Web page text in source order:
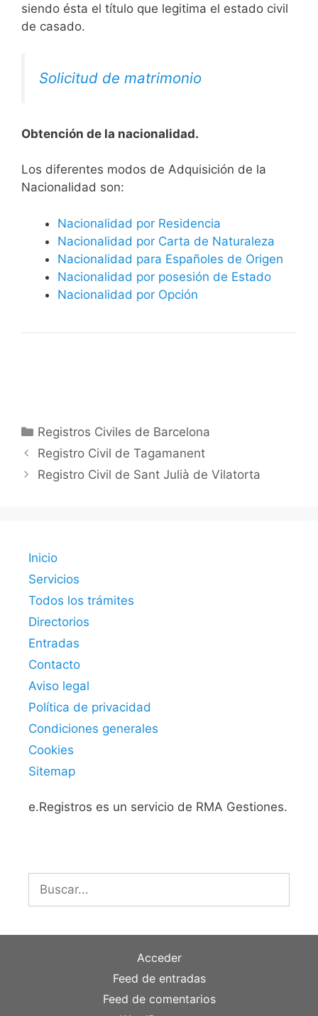
siendo ésta el título que legitima el estado civil
de casado.
Solicitud de matrimonio
Obtención de la nacionalidad.
​​​Los diferentes modos de Adquisición de la
Nacionalidad son:
Nacionalidad por Residencia
Nacionalidad por Carta de Naturaleza
Nacionalidad para Españoles de Origen
Nacionalidad por posesión de Estado
Nacionalidad por Opción
Categorías
Registros Civiles de Barcelona
Registro Civil de Tagamanent
Registro Civil de Sant Julià de Vilatorta
Inicio
Servicios
Todos los trámites
Directorios
Entradas
Contacto
Aviso legal
Política de privacidad
Condiciones generales
Cookies
Sitemap
e.Registros es un servicio de RMA Gestiones.
Buscar:
Acceder
Feed de entradas
Feed de comentarios